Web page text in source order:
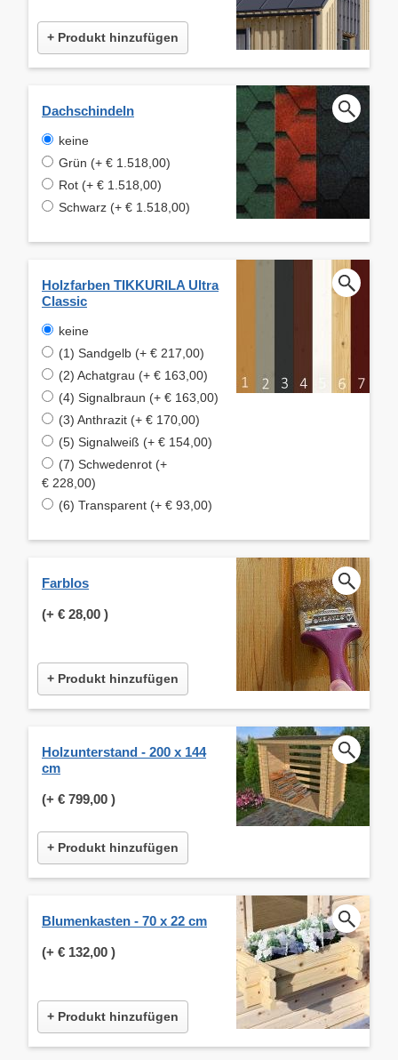
+ Produkt hinzufügen
Dachschindeln
keine
Grün (+ € 1.518,00)
Rot (+ € 1.518,00)
Schwarz (+ € 1.518,00)
Holzfarben TIKKURILA Ultra
Classic
keine
(1) Sandgelb (+ € 217,00)
(2) Achatgrau (+ € 163,00)
(4) Signalbraun (+ € 163,00)
(3) Anthrazit (+ € 170,00)
(5) Signalweiß (+ € 154,00)
(7) Schwedenrot (+
€ 228,00)
(6) Transparent (+ € 93,00)
Farblos
(+ € 28,00 )
+ Produkt hinzufügen
Holzunterstand - 200 x 144
cm
(+ € 799,00 )
+ Produkt hinzufügen
Blumenkasten - 70 x 22 cm
(+ € 132,00 )
+ Produkt hinzufügen